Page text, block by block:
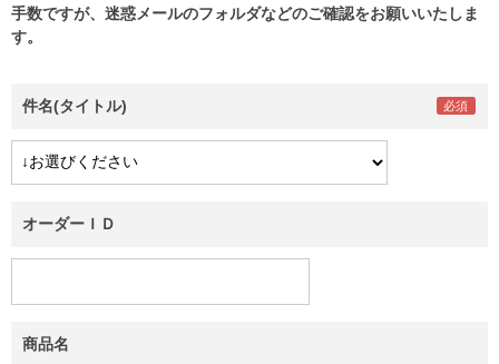
手数ですが、迷惑メールのフォルダなどのご確認をお願いいたしま
す。
件名(タイトル)
オーダーＩＤ
商品名